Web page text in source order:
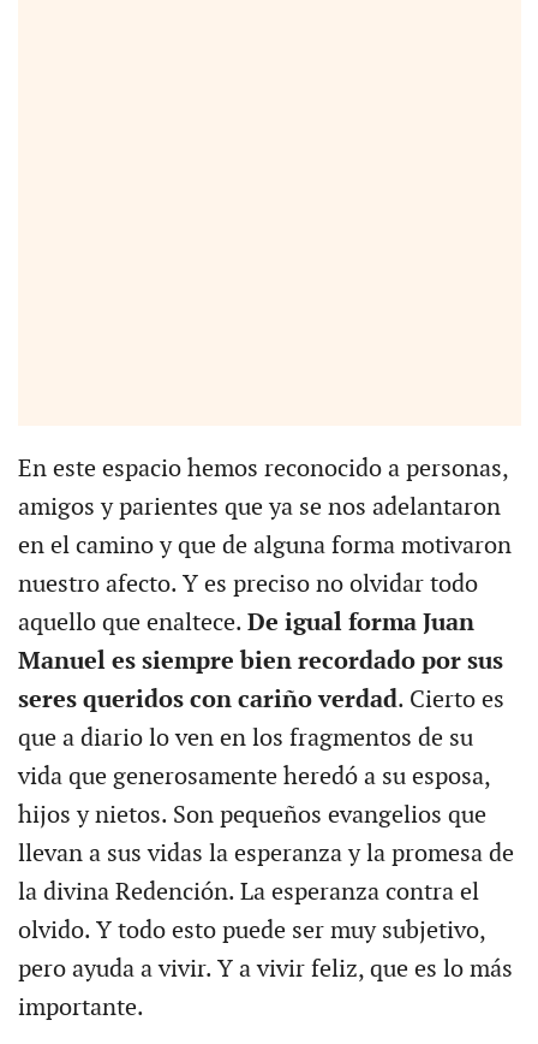
En este espacio hemos reconocido a personas,
amigos y parientes que ya se nos adelantaron
en el camino y que de alguna forma motivaron
nuestro afecto. Y es preciso no olvidar todo
aquello que enaltece. De igual forma Juan
Manuel es siempre bien recordado por sus
seres queridos con cariño verdad. Cierto es
que a diario lo ven en los fragmentos de su
vida que generosamente heredó a su esposa,
hijos y nietos. Son pequeños evangelios que
llevan a sus vidas la esperanza y la promesa de
la divina Redención. La esperanza contra el
olvido. Y todo esto puede ser muy subjetivo,
pero ayuda a vivir. Y a vivir feliz, que es lo más
importante.